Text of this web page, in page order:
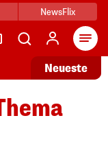
NewsFlix
Neueste